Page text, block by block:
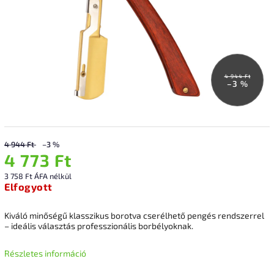
4 944 Ft
–3 %
4 944 Ft –3 %
4 773 Ft
3 758 Ft ÁFA nélkül
Elfogyott
Kiváló minőségű klasszikus borotva cserélhető pengés rendszerrel
– ideális választás professzionális borbélyoknak.
Részletes információ